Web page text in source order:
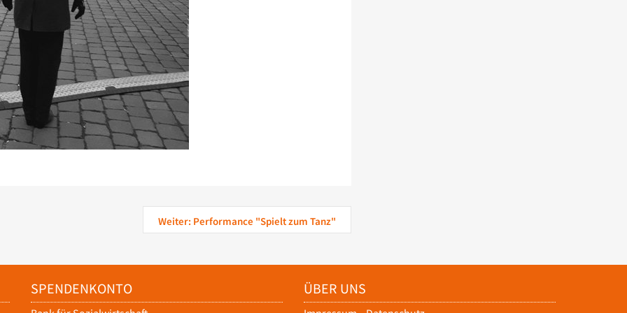
Weiter: Performance "Spielt zum Tanz"
SPENDENKONTO ÜBER UNS